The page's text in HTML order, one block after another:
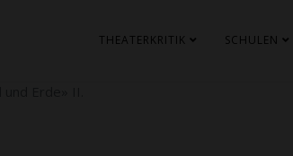
THEATERKRITIK SCHULEN